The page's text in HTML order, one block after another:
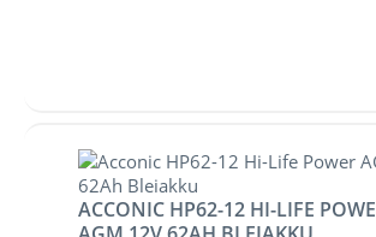
ACCONIC HP62-12 HI-LIFE